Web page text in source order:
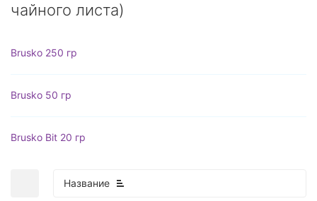
чайного листа)
Brusko 250 гр
Brusko 50 гр
Brusko Bit 20 гр
Название